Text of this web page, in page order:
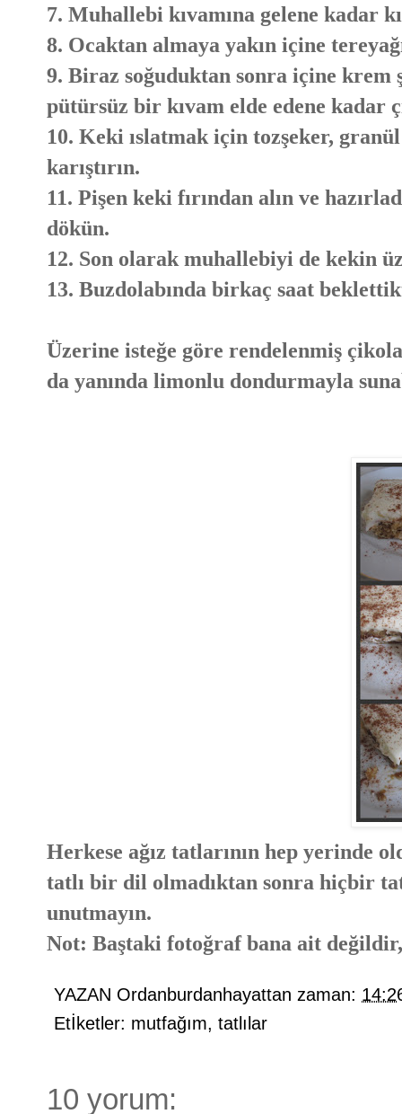
7. Muhallebi kıvamına gelene kadar
8. Ocaktan almaya yakın içine
9. Biraz soğuduktan sonra içine
pütürsüz bir kıvam elde edene kadar
10. Keki ıslatmak için tozşeker,
karıştırın.
11. Pişen keki fırından alın ve
dökün.
12. Son olarak muhallebiyi de kekin
13. Buzdolabında birkaç saat
Üzerine isteğe göre rendelenmiş
da yanında limonlu dondurmayla
Herkese ağız tatlarının hep yerinde
tatlı bir dil olmadıktan sonra hiçbir
unutmayın.
Not: Baştaki fotoğraf bana ait
YAZAN Ordanburdanhayattan zaman:
Etİketler: mutfağım, tatlılar
10 yorum: